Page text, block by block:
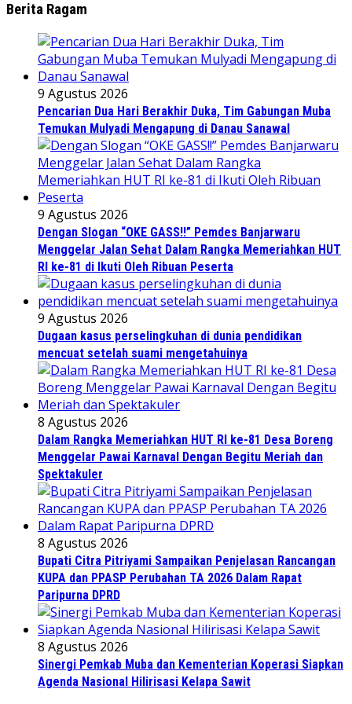
Berita Ragam
9 Agustus 2026
Pencarian Dua Hari Berakhir Duka, Tim Gabungan Muba
Temukan Mulyadi Mengapung di Danau Sanawal
9 Agustus 2026
Dengan Slogan “OKE GASS!!” Pemdes Banjarwaru
Menggelar Jalan Sehat Dalam Rangka Memeriahkan HUT
RI ke-81 di Ikuti Oleh Ribuan Peserta
9 Agustus 2026
Dugaan kasus perselingkuhan di dunia pendidikan
mencuat setelah suami mengetahuinya
8 Agustus 2026
Dalam Rangka Memeriahkan HUT RI ke-81 Desa Boreng
Menggelar Pawai Karnaval Dengan Begitu Meriah dan
Spektakuler
8 Agustus 2026
Bupati Citra Pitriyami Sampaikan Penjelasan Rancangan
KUPA dan PPASP Perubahan TA 2026 Dalam Rapat
Paripurna DPRD
8 Agustus 2026
Sinergi Pemkab Muba dan Kementerian Koperasi Siapkan
Agenda Nasional Hilirisasi Kelapa Sawit